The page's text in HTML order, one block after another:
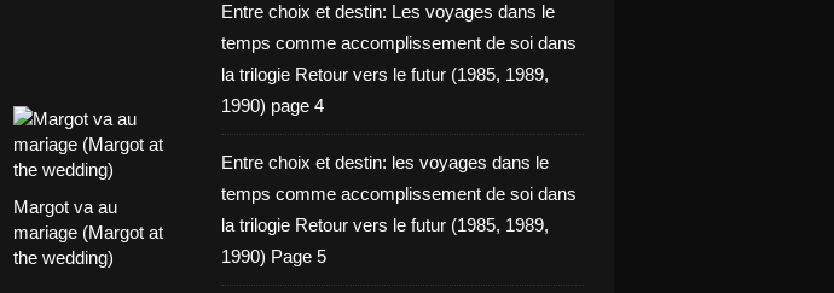
Margot va au
mariage (Margot at
the wedding)
Entre choix et destin: Les voyages dans le
temps comme accomplissement de soi dans
la trilogie Retour vers le futur (1985, 1989,
1990) page 4
Entre choix et destin: les voyages dans le
temps comme accomplissement de soi dans
la trilogie Retour vers le futur (1985, 1989,
1990) Page 5